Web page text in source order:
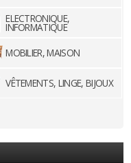
ELECTRONIQUE,
INFORMATIQUE
MOBILIER, MAISON
VÊTEMENTS, LINGE, BIJOUX